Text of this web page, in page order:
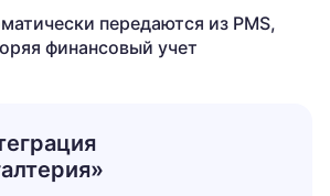
передаются из PMS,
финансовый учет